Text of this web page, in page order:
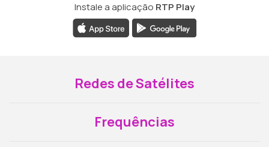
Instale a aplicação RTP Play
Redes de Satélites
Frequências